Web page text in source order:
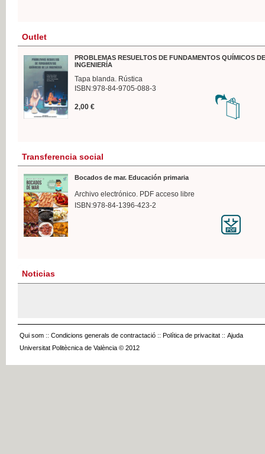
Outlet
PROBLEMAS RESUELTOS DE FUNDAMENTOS QUÍMICOS
INGENIERÍA
Tapa blanda. Rústica
ISBN:978-84-9705-088-3
2,00 €
Transferencia social
Bocados de mar. Educación primaria
Archivo electrónico. PDF acceso libre
ISBN:978-84-1396-423-2
Noticias
Qui som :: Condicions generals de contractació :: Política de privacitat :: Ajuda
Universitat Politècnica de València © 2012